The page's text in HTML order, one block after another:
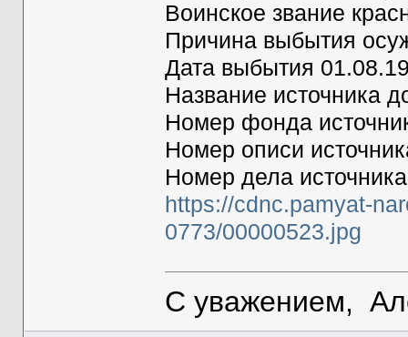
Воинское звание
Причина выбытия
Дата выбытия
Название источника
Номер фонда
Номер описи
Номер дела
https://cdnc.pamyat-
0773/00000523.jpg
С уважением,